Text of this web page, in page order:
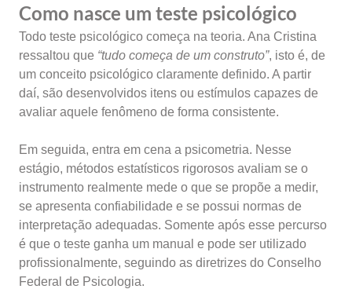
Como nasce um teste psicológico
Todo teste psicológico começa na teoria. Ana Cristina
ressaltou que “tudo começa de um construto”, isto é, de
um conceito psicológico claramente definido. A partir
daí, são desenvolvidos itens ou estímulos capazes de
avaliar aquele fenômeno de forma consistente.
Em seguida, entra em cena a psicometria. Nesse
estágio, métodos estatísticos rigorosos avaliam se o
instrumento realmente mede o que se propõe a medir,
se apresenta confiabilidade e se possui normas de
interpretação adequadas. Somente após esse percurso
é que o teste ganha um manual e pode ser utilizado
profissionalmente, seguindo as diretrizes do Conselho
Federal de Psicologia.